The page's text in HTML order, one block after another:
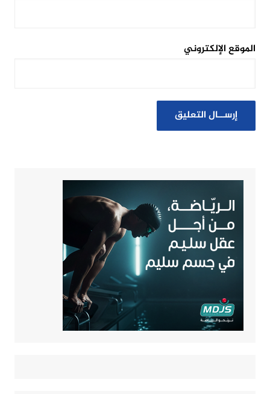
الموقع الإلكتروني